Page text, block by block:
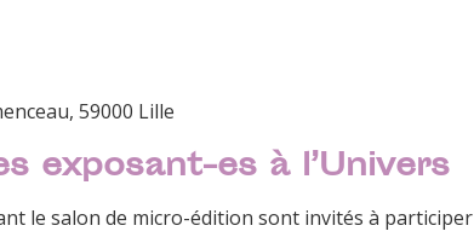
59000 Lille
exposant-es à l’Univers
le salon de micro-édition sont invités à participer